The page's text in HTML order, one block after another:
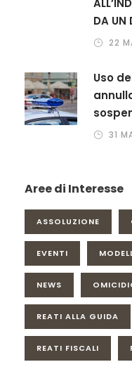
DA UN
22
Uso
31
Aree di Interesse
ASSOLUZIONE
EVENTI
NEWS
REATI ALLA GUIDA
REATI FISCALI